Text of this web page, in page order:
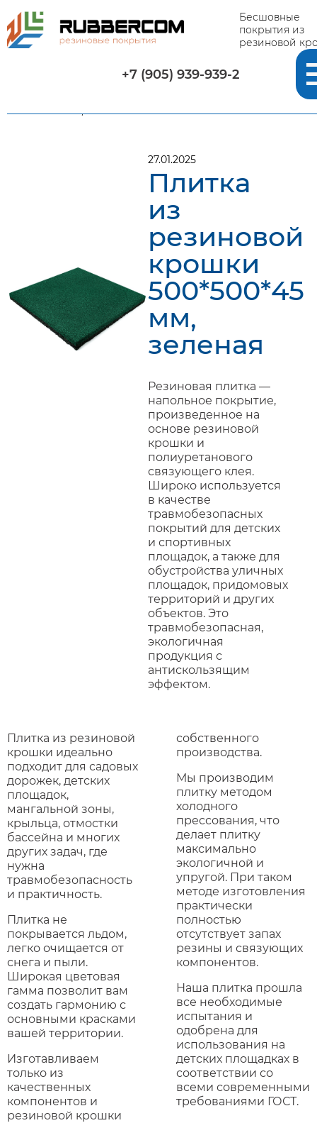
Бесшовные
покрытия из
резиновой
+7 (905) 939-939-2
500*500*45 мм, зеленая
27.01.2025
Плитка
из
резиновой
крошки
500*500*45
мм,
зеленая
Резиновая плитка —
напольное покрытие,
произведенное на
основе резиновой
крошки и
полиуретанового
связующего клея.
Широко используется
в качестве
травмобезопасных
покрытий для детских
и спортивных
площадок, а также для
обустройства уличных
площадок, придомовых
территорий и других
объектов. Это
травмобезопасная,
экологичная
продукция с
антискользящим
эффектом.
Плитка из резиновой
крошки идеально
подходит для садовых
дорожек, детских
площадок,
мангальной зоны,
крыльца, отмостки
бассейна и многих
других задач, где
нужна
травмобезопасность
и практичность.
Плитка не
покрывается льдом,
легко очищается от
снега и пыли.
Широкая цветовая
гамма позволит вам
создать гармонию с
основными красками
вашей территории.
Изготавливаем
только из
качественных
компонентов и
резиновой крошки
собственного
производства.
Мы производим
плитку методом
холодного
прессования, что
делает плитку
максимально
экологичной и
упругой. При таком
методе изготовления
практически
полностью
отсутствует запах
резины и связующих
компонентов.
Наша плитка прошла
все необходимые
испытания и
одобрена для
использования на
детских площадках в
соответствии со
всеми современными
требованиями ГОСТ.